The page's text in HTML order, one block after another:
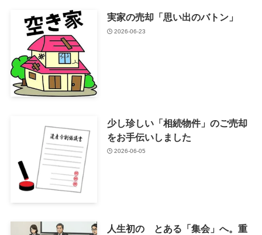
実家の売却「思い出のバトン」
2026-06-23
少し珍しい「相続物件」のご売却
をお手伝いしました
2026-06-05
人生初の とある「集会」へ。重